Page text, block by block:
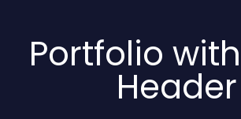
Portfolio
Header